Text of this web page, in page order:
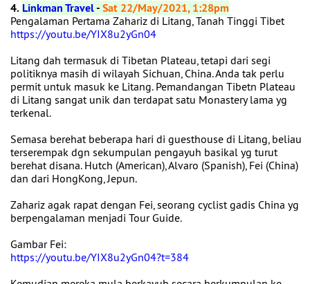
4. Linkman Travel-Sat 22/May/2021, 1:28pm
Pengalaman Pertama Zahariz di Litang, Tanah Tinggi Tibet
https://youtu.be/YIX8u2yGn04
Litang dah termasuk di Tibetan Plateau, tetapi dari segi
politiknya masih di wilayah Sichuan, China. Anda tak perlu
permit untuk masuk ke Litang. Pemandangan Tibetn Plateau
di Litang sangat unik dan terdapat satu Monastery lama yg
terkenal.
Semasa berehat beberapa hari di guesthouse di Litang, beliau
terserempak dgn sekumpulan pengayuh basikal yg turut
berehat disana. Hutch (American), Alvaro (Spanish), Fei (China)
dan dari HongKong, Jepun.
Zahariz agak rapat dengan Fei, seorang cyclist gadis China yg
berpengalaman menjadi Tour Guide.
Gambar Fei:
https://youtu.be/YIX8u2yGn04?t=384